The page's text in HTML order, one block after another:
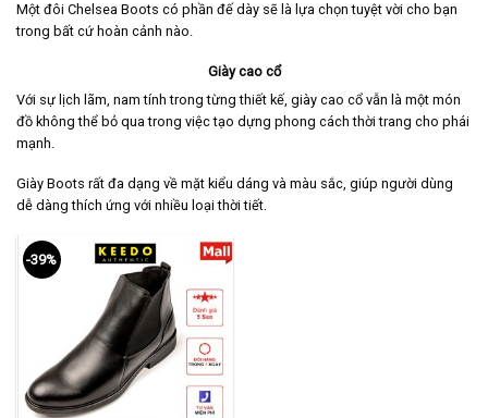
Một đôi Chelsea Boots có phần đế dày sẽ là lựa chọn tuyệt vời cho bạn
trong bất cứ hoàn cảnh nào.
Giày cao cổ
Với sự lịch lãm, nam tính trong từng thiết kế, giày cao cổ vẫn là một món
đồ không thể bỏ qua trong việc tạo dựng phong cách thời trang cho phái
mạnh.
Giày Boots rất đa dạng về mặt kiểu dáng và màu sắc, giúp người dùng
dễ dàng thích ứng với nhiều loại thời tiết.
-39%